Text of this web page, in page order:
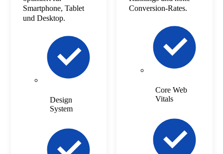
Smartphone, Tablet
und Desktop.
Design
System
Conversion-Rates.
Core Web
Vitals